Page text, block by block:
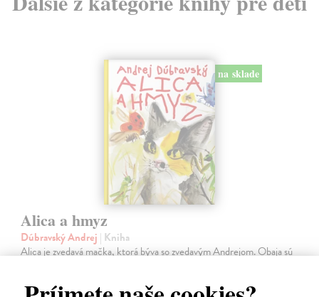
na sklade
Alica a hmyz
Dúbravský Andrej | Kniha
Alica je zvedavá mačka, ktorá býva so zvedavým Andrejom. Obaja sú
Na sklade